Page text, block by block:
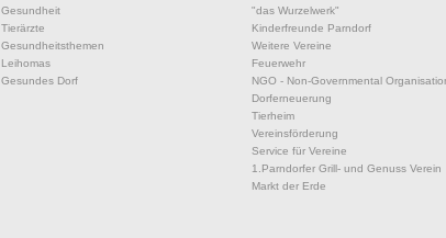
Gesundheit
Tierärzte
Gesundheitsthemen
Leihomas
Gesundes Dorf
"das Wurzelwerk"
Kinderfreunde Parndorf
Weitere Vereine
Feuerwehr
NGO - Non-Governmental
Dorferneuerung
Tierheim
Vereinsförderung
Service für Vereine
1.Parndorfer Grill- und Genuss Verein
Markt der Erde